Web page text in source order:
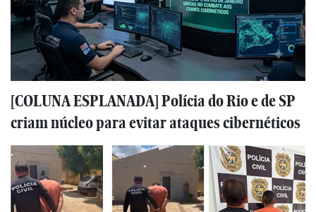
[COLUNA ESPLANADA] Polícia do Rio e de SP
criam núcleo para evitar ataques cibernéticos